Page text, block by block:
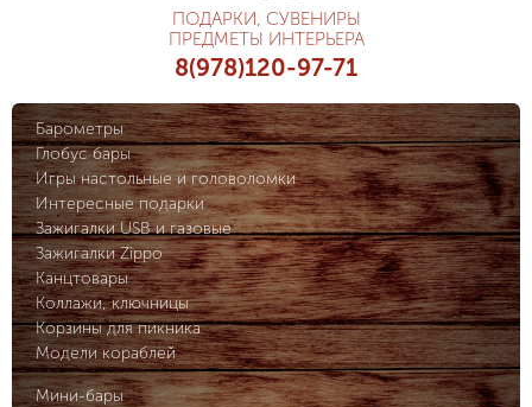
ПОДАРКИ, СУВЕНИРЫ
ПРЕДМЕТЫ ИНТЕРЬЕРА
8(978)120-97-71
Барометры
Глобус бары
Игры настольные и головоломки
Интересные подарки
Зажигалки USB и газовые
Зажигалки Zippo
Канцтовары
Коллажи, ключницы
Корзины для пикника
Модели кораблей
Мини-бары